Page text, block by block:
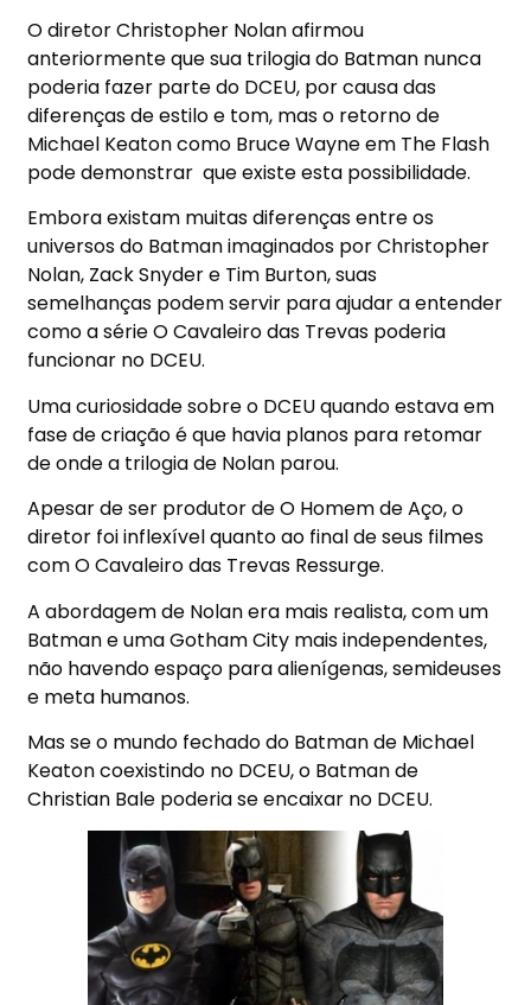
O diretor Christopher Nolan afirmou
anteriormente que sua trilogia do Batman nunca
poderia fazer parte do DCEU, por causa das
diferenças de estilo e tom, mas o retorno de
Michael Keaton como Bruce Wayne em The Flash
pode demonstrar que existe esta possibilidade.
Embora existam muitas diferenças entre os
universos do Batman imaginados por Christopher
Nolan, Zack Snyder e Tim Burton, suas
semelhanças podem servir para ajudar a entender
como a série O Cavaleiro das Trevas poderia
funcionar no DCEU.
Uma curiosidade sobre o DCEU quando estava em
fase de criação é que havia planos para retomar
de onde a trilogia de Nolan parou.
Apesar de ser produtor de O Homem de Aço, o
diretor foi inflexível quanto ao final de seus filmes
com O Cavaleiro das Trevas Ressurge.
A abordagem de Nolan era mais realista, com um
Batman e uma Gotham City mais independentes,
não havendo espaço para alienígenas, semideuses
e meta humanos.
Mas se o mundo fechado do Batman de Michael
Keaton coexistindo no DCEU, o Batman de
Christian Bale poderia se encaixar no DCEU.